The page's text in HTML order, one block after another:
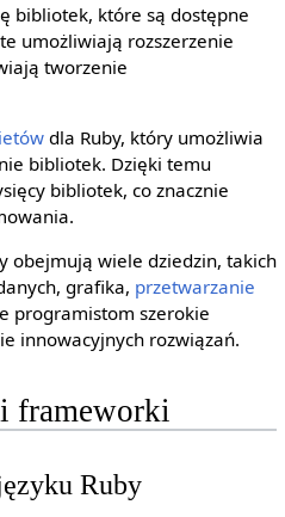
bibliotek, które są dostępne
umożliwiają rozszerzenie
tworzenie
dla Ruby, który umożliwia
bibliotek. Dzięki temu
bibliotek, co znacznie
obejmują wiele dziedzin, takich
grafika, przetwarzanie
programistom szerokie
innowacyjnych rozwiązań.
frameworki
Ruby